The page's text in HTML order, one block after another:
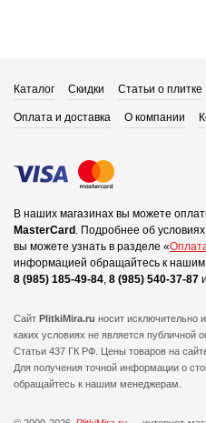
Каталог Скидки Статьи о плитке
Оплата и доставка О компании
В наших магазинах вы можете
MasterCard . Подробнее об
вы можете узнать в разделе «
информацией обращайтесь к
8 (985) 185-49-84, 8 (985) 540-37-87 и
Сайт PlitkiMira.ru носит исключительно
каких условиях не является публичной
Статьи 437 ГК РФ. Цены товаров на
Для получения точной информации о
обращайтесь к нашим менеджерам.